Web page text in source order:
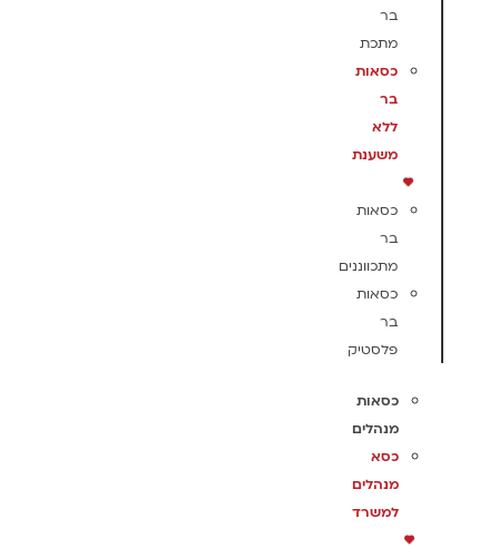
בר
מתכת
כסאות
בר
ללא
משענת
כסאות
בר
מתכווננים
כסאות
בר
פלסטיק
כסאות
מנהלים
כסא
מנהלים
למשרד